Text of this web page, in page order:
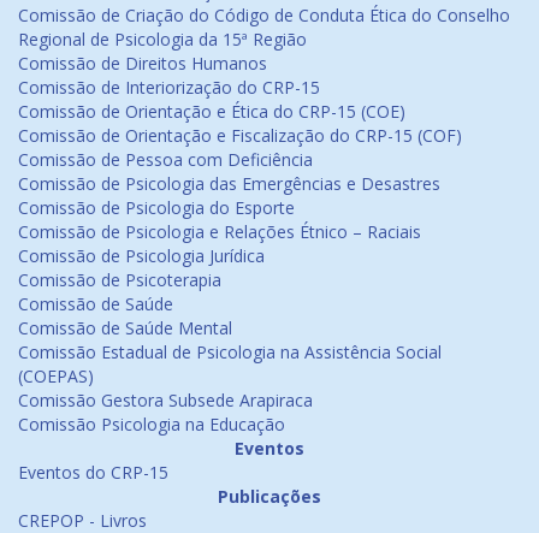
Comissão de Criação do Código de Conduta Ética do Conselho
Regional de Psicologia da 15ª Região
Comissão de Direitos Humanos
Comissão de Interiorização do CRP-15
Comissão de Orientação e Ética do CRP-15 (COE)
Comissão de Orientação e Fiscalização do CRP-15 (COF)
Comissão de Pessoa com Deficiência
Comissão de Psicologia das Emergências e Desastres
Comissão de Psicologia do Esporte
Comissão de Psicologia e Relações Étnico – Raciais
Comissão de Psicologia Jurídica
Comissão de Psicoterapia
Comissão de Saúde
Comissão de Saúde Mental
Comissão Estadual de Psicologia na Assistência Social
(COEPAS)
Comissão Gestora Subsede Arapiraca
Comissão Psicologia na Educação
Eventos
Eventos do CRP-15
Publicações
CREPOP - Livros